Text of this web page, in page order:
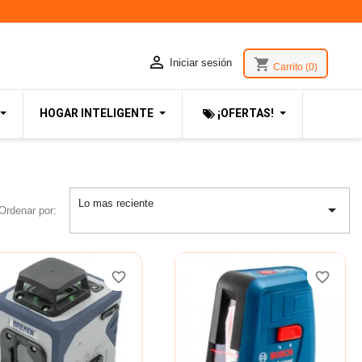
 Iniciar sesión shopping_cart Carrito (0)
HOGAR INTELIGENTE ¡OFERTAS!
por:
Lo mas reciente 
favorite_border
favorite_border favorite_border
favorite_border